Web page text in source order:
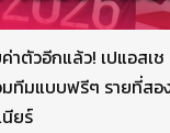
าตัวอีกแล้ว! เปแอสเ
มทีมแบบฟรีๆ รายที่สอ
ยร์